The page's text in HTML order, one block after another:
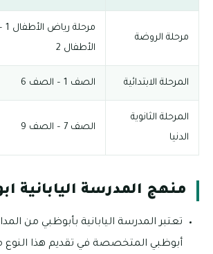
مرحلة الروضة
الأطفال 2
المرحلة الابتدائية الصف 1 – الصف 6
المرحلة الثانوية
الدنيا
الصف 7 – الصف 9
منهج المدرسة اليابانية
تعتبر المدرسة اليابانية بأبوظبي من
أبوظبي المتخصصة في تقديم هذا النوع